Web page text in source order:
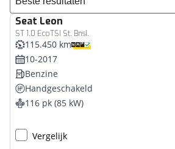
Sorteer resultaten
Seat Leon
ST 1.0 EcoTSI St. BnsI.
115.450 km
10-2017
Benzine
Handgeschakeld
116 pk (85 kW)
Vergelijk